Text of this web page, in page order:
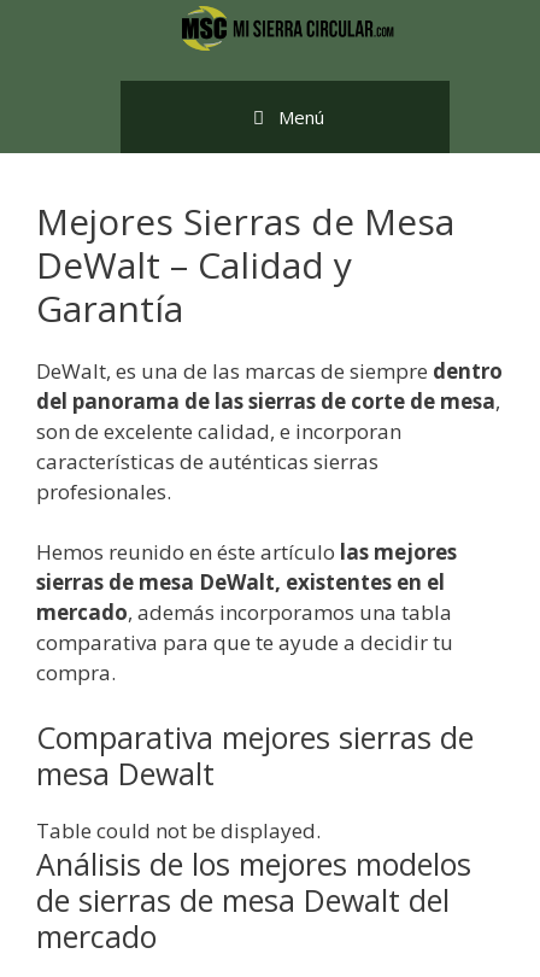
Menú
Mejores Sierras de Mesa
DeWalt – Calidad y
Garantía
DeWalt, es una de las marcas de siempre dentro
del panorama de las sierras de corte de mesa,
son de excelente calidad, e incorporan
características de auténticas sierras
profesionales.
Hemos reunido en éste artículo las mejores
sierras de mesa DeWalt, existentes en el
mercado, además incorporamos una tabla
comparativa para que te ayude a decidir tu
compra.
Comparativa mejores sierras de
mesa Dewalt
Table could not be displayed.
Análisis de los mejores modelos
de sierras de mesa Dewalt del
mercado